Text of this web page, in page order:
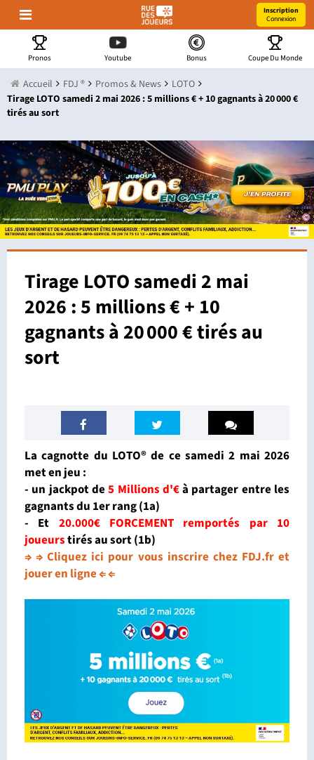
Inscription
Connexion
Pronos Youtube Bonus Coupe Du Monde
Accueil FDJ ® Promos & News
LOTO
Tirage LOTO samedi 2 mai 2026 : 5 millions € + 10 gagnants à 20 000 €
tirés au sort
Tirage LOTO samedi 2 mai
2026 : 5 millions € + 10
gagnants à 20 000 € tirés au
sort
La cagnotte du LOTO® de ce samedi 2 mai 2026
met en jeu :
- un jackpot de5 Millions d'€à partager entre les
gagnants du 1er rang (1a)
- Et 20.000€ FORCEMENT remportés par 10
joueurstirés au sort(1b)
⇒ ⇒ Cliquez ici pour vous inscrire chez FDJ.fr et
jouer en ligne ⇐ ⇐